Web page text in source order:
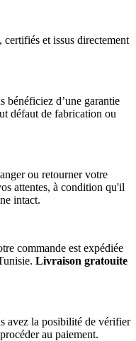
et issus directement
bénéficiez d’une garantie
défaut de fabrication ou
ou retourner votre
attentes, à condition qu'il
intact.
commande est expédiée
Livraison gratouite
avez la posibilité de vérifier
au paiement.